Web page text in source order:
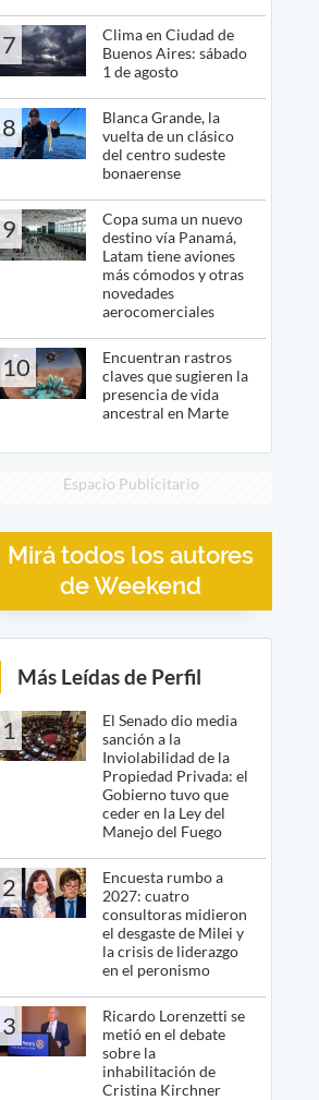
7
Clima en Ciudad de
Buenos Aires: sábado
1 de agosto
8
Blanca Grande, la
vuelta de un clásico
del centro sudeste
bonaerense
9
Copa suma un nuevo
destino vía Panamá,
Latam tiene aviones
más cómodos y otras
novedades
aerocomerciales
10
Encuentran rastros
claves que sugieren la
presencia de vida
ancestral en Marte
Espacio Publicitario
Mirá todos los autores
de Weekend
Más Leídas de Perfil
1
El Senado dio media
sanción a la
Inviolabilidad de la
Propiedad Privada: el
Gobierno tuvo que
ceder en la Ley del
Manejo del Fuego
2
Encuesta rumbo a
2027: cuatro
consultoras midieron
el desgaste de Milei y
la crisis de liderazgo
en el peronismo
3
Ricardo Lorenzetti se
metió en el debate
sobre la
inhabilitación de
Cristina Kirchner